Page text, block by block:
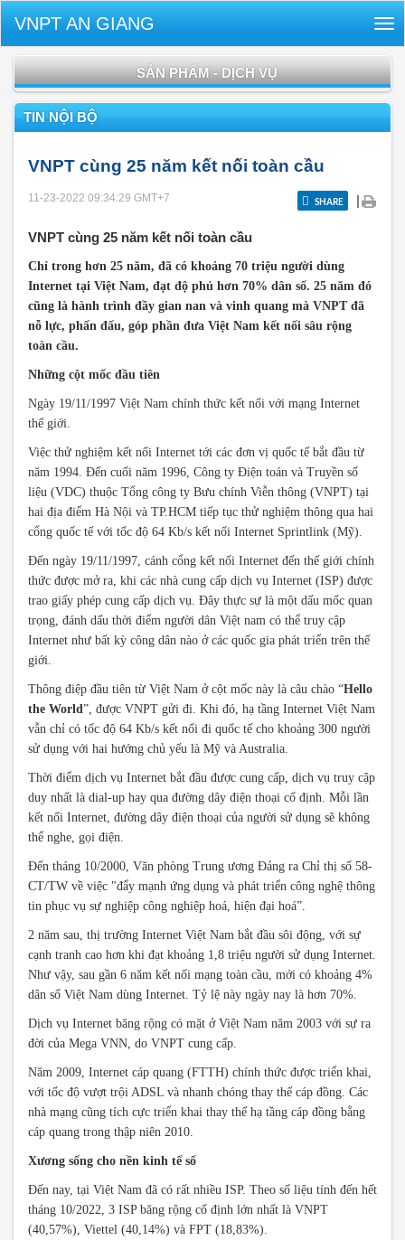
VNPT AN GIANG
SẢN PHẨM - DỊCH VỤ
TIN NỘI BỘ
VNPT cùng 25 năm kết nối toàn cầu
11-23-2022 09:34:29 GMT+7 SHARE |
VNPT cùng 25 năm kết nối toàn cầu
Chỉ trong hơn 25 năm, đã có khoảng 70 triệu người dùng
Internet tại Việt Nam, đạt độ phủ hơn 70% dân số. 25 năm đó
cũng là hành trình đầy gian nan và vinh quang mà VNPT đã
nỗ lực, phấn đấu, góp phần đưa Việt Nam kết nối sâu rộng
toàn cầu.
Những cột mốc đầu tiên
Ngày 19/11/1997 Việt Nam chính thức kết nối với mạng Internet
thế giới.
Việc thử nghiệm kết nối Internet tới các đơn vị quốc tế bắt đầu từ
năm 1994. Đến cuối năm 1996, Công ty Điện toán và Truyền số
liệu (VDC) thuộc Tổng công ty Bưu chính Viễn thông (VNPT) tại
hai địa điểm Hà Nội và TP.HCM tiếp tục thử nghiệm thông qua hai
cổng quốc tế với tốc độ 64 Kb/s kết nối Internet Sprintlink (Mỹ).
Đến ngày 19/11/1997, cánh cổng kết nối Internet đến thế giới chính
thức được mở ra, khi các nhà cung cấp dịch vụ Internet (ISP) được
trao giấy phép cung cấp dịch vụ. Đây thực sự là một dấu mốc quan
trọng, đánh dấu thời điểm người dân Việt nam có thể truy cập
Internet như bất kỳ công dân nào ở các quốc gia phát triển trên thế
giới.
Thông điệp đầu tiên từ Việt Nam ở cột mốc này là câu chào “Hello
the World”, được VNPT gửi đi. Khi đó, hạ tầng Internet Việt Nam
vẫn chỉ có tốc độ 64 Kb/s kết nối đi quốc tế cho khoảng 300 người
sử dụng với hai hướng chủ yếu là Mỹ và Australia.
Thời điểm dịch vụ Internet bắt đầu được cung cấp, dịch vụ truy cập
duy nhất là dial-up hay qua đường dây điện thoại cố định. Mỗi lần
kết nối Internet, đường dây điện thoại của người sử dụng sẽ không
thể nghe, gọi điện.
Đến tháng 10/2000, Văn phòng Trung ương Đảng ra Chỉ thị số 58-
CT/TW về việc "đẩy mạnh ứng dụng và phát triển công nghệ thông
tin phục vụ sự nghiệp công nghiệp hoá, hiện đại hoá”.
2 năm sau, thị trường Internet Việt Nam bắt đầu sôi động, với sự
cạnh tranh cao hơn khi đạt khoảng 1,8 triệu người sử dụng Internet.
Như vậy, sau gần 6 năm kết nối mạng toàn cầu, mới có khoảng 4%
dân số Việt Nam dùng Internet. Tỷ lệ này ngày nay là hơn 70%.
Dịch vụ Internet băng rộng có mặt ở Việt Nam năm 2003 với sự ra
đời của Mega VNN, do VNPT cung cấp.
Năm 2009, Internet cáp quang (FTTH) chính thức được triển khai,
với tốc độ vượt trội ADSL và nhanh chóng thay thế cáp đồng. Các
nhà mạng cũng tích cực triển khai thay thế hạ tầng cáp đồng bằng
cáp quang trong thập niên 2010.
Xương sống cho nền kinh tế số
Đến nay, tại Việt Nam đã có rất nhiều ISP. Theo số liệu tính đến hết
tháng 10/2022, 3 ISP băng rộng cố định lớn nhất là VNPT
(40,57%), Viettel (40,14%) và FPT (18,83%).